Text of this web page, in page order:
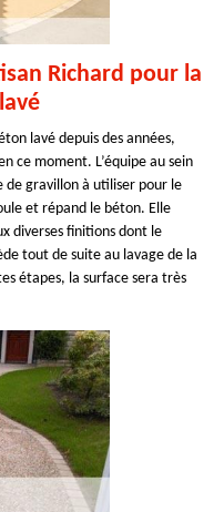
Richard pour la
lavé depuis des années,
ce moment. L’équipe au sein
gravillon à utiliser pour le
et répand le béton. Elle
diverses finitions dont le
tout de suite au lavage de la
étapes, la surface sera très